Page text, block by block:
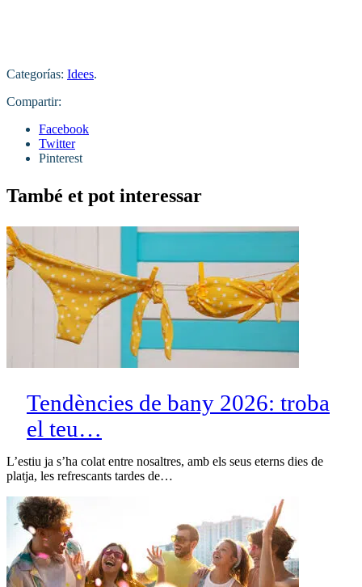
Categorías: Idees.
Compartir:
Facebook
Twitter
Pinterest
També et pot interessar
Tendències de bany 2026: troba
el teu…
L’estiu ja s’ha colat entre nosaltres, amb els seus eterns dies de
platja, les refrescants tardes de…